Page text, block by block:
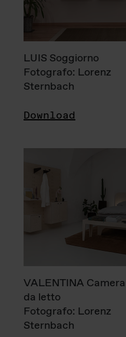
LUIS Soggiorno
Fotografo: Lorenz
Sternbach
Download
VALENTINA Camera
da letto
Fotografo: Lorenz
Sternbach